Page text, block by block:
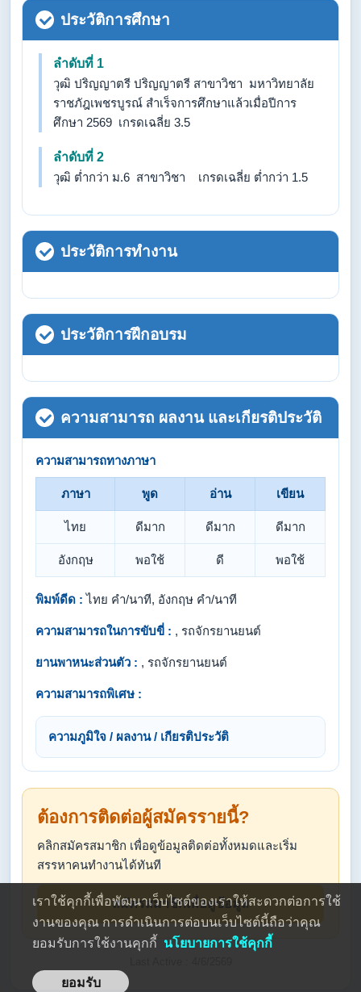
ประวัติการศึกษา
ลำดับที่ 1
วุฒิ ปริญญาตรี ปริญญาตรี สาขาวิชา มหาวิทยาลัย
ราชภัฎเพชรบูรณ์ สำเร็จการศึกษาแล้วเมื่อปีการ
ศึกษา 2569 เกรดเฉลี่ย 3.5
ลำดับที่ 2
วุฒิ ต่ำกว่า ม.6 สาขาวิชา เกรดเฉลี่ย ต่ำกว่า 1.5
ประวัติการทำงาน
ประวัติการฝึกอบรม
ความสามารถ ผลงาน และเกียรติประวัติ
ความสามารถทางภาษา
ภาษา พูด อ่าน เขียน
ไทย ดีมาก ดีมาก ดีมาก
อังกฤษ พอใช้ ดี พอใช้
พิมพ์ดีด : ไทย คำ/นาที, อังกฤษ คำ/นาที
ความสามารถในการขับขี่ : , รถจักรยานยนต์
ยานพาหนะส่วนตัว : , รถจักรยานยนต์
ความสามารถพิเศษ :
ความภูมิใจ / ผลงาน / เกียรติประวัติ
ต้องการติดต่อผู้สมัครรายนี้?
คลิกสมัครสมาชิก เพื่อดูข้อมูลติดต่อทั้งหมดและเริ่ม
สรรหาคนทำงานได้ทันที
สมัครสมาชิกเพื่อดูข้อมูล
เราใช้คุกกี้เพื่อพัฒนาเว็บไซต์ของเราให้สะดวกต่อการใช้
งานของคุณ การดำเนินการต่อบนเว็บไซต์นี้ถือว่าคุณ
ยอมรับการใช้งานคุกกี้ นโยบายการใช้คุกกี้